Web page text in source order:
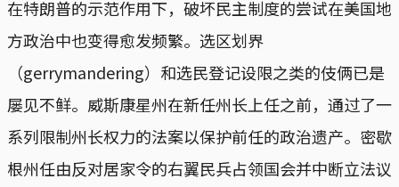
在特朗普的示范作用下，破坏民主制度的尝试在美国地
方政治中也变得愈发频繁。选区划界
（gerrymandering）和选民登记设限之类的伎俩已是
屡见不鲜。威斯康星州在新任州长上任之前，通过了一
系列限制州长权力的法案以保护前任的政治遗产。密歇
根州任由反对居家令的右翼民兵占领国会并中断立法议